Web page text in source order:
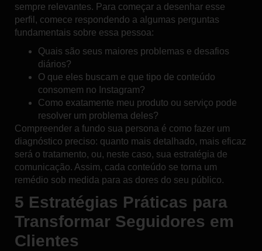
sempre relevantes. Para começar a desenhar esse
perfil, comece respondendo a algumas perguntas
fundamentais sobre essa pessoa:
Quais são seus maiores problemas e desafios
diários?
O que eles buscam e que tipo de conteúdo
consomem no Instagram?
Como exatamente meu produto ou serviço pode
resolver um problema deles?
Compreender a fundo sua persona é como fazer um
diagnóstico preciso: quanto mais detalhado, mais eficaz
será o tratamento, ou, neste caso, sua estratégia de
comunicação. Assim, cada conteúdo se torna um
remédio sob medida para as dores do seu público.
5 Estratégias Práticas para
Transformar Seguidores em
Clientes